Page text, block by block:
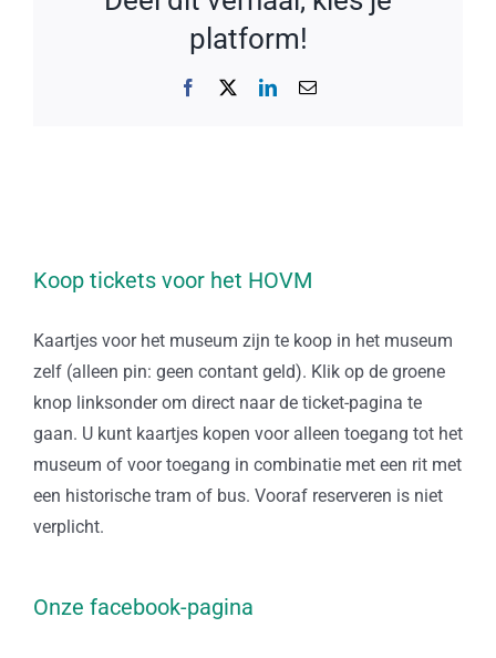
platform!
Facebook LinkedIn
E-
Koop tickets voor het HOVM
Kaartjes voor het museum zijn te koop in het museum
zelf (alleen pin: geen contant geld). Klik op de groene
knop linksonder om direct naar de ticket-pagina te
gaan. U kunt kaartjes kopen voor alleen toegang tot het
museum of voor toegang in combinatie met een rit met
een historische tram of bus. Vooraf reserveren is niet
verplicht.
Onze facebook-pagina